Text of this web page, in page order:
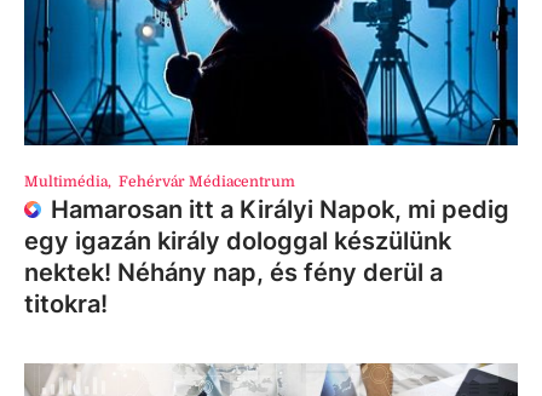
Multimédia, Fehérvár Médiacentrum
Hamarosan itt a Királyi Napok, mi pedig
egy igazán király dologgal készülünk
nektek! Néhány nap, és fény derül a
titokra!